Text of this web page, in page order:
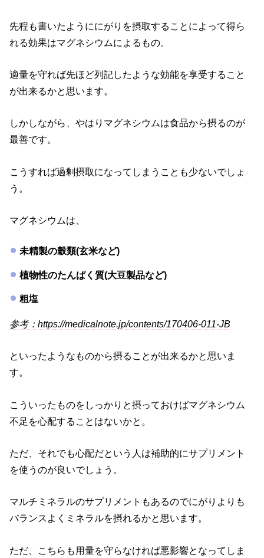
先程も書いたようににがりを摂取することによって得ら
れる効果はマグネシウムによるもの。
適量を守れば先ほど列記したような効能を享受すること
が出来るかと思います。
しかしながら、やはりマグネシウムは食品から摂るのが
最善です。
こうすれば過剰摂取になってしまうことも少ないでしょ
う。
マグネシウムは、
未精製の穀類(玄米など)
植物性のたんぱく質(大豆製品など)
粗塩
参考：https://medicalnote.jp/contents/170406-011-JB
といったようなものから摂ることが出来るかと思いま
す。
こういったものをしっかりと摂っておけばマグネシウム
不足を心配することはないかと。
ただ、それでも心配だという人は補助的にサプリメント
を使うのが良いでしょう。
マルチミネラルのサプリメントもあるのでにがりよりも
バランスよくミネラルを摂れるかと思います。
ただ、こちらも用量を守らなければ悪影響となってしま